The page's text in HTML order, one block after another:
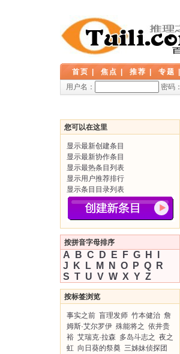
首页 焦点 推荐 专题
用户名：
密码：
您可以在这里
显示最新创建条目
显示最新协作条目
显示最热条目列表
显示用户推荐排行
显示条目目录列表
按拼音字母排序
A B C D E F G H
J
K L M N O P Q
R
S T U V W X Y Z
按标签浏览
事实之前 盲理发师 竹本健治 詹
姆斯·艾尔罗伊 殊能将之 依井贵
裕 艾瑞克·拉森 多岛斗志之 夜之
虹 向日葵的祭奠 三姊妹侦探团